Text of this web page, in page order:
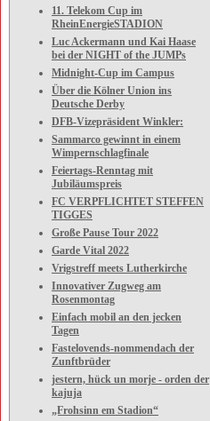
11. Telekom Cup im
RheinEnergieSTADION
Luc Ackermann und Kai Haase
bei der NIGHT of the JUMPs
Midnight-Cup im Campus
Über die Kölner Union ins
Deutsche Derby
DFB-Vizepräsident Winkler:
Sammarco gewinnt in einem
Wimpernschlagfinale
Feiertags-Renntag mit
Jubiläumspreis
FC VERPFLICHTET STEFFEN
TIGGES
Große Pause Tour 2022
Garde Vital 2022
Vrigstreff meets Lutherkirche
Innovativer Zugweg am
Rosenmontag
Einfach mobil an den jecken
Tagen
Fastelovends-nommendach der
Zunftbrüder
jestern, hück un morje - orden der
kajuja
„Frohsinn em Stadion“